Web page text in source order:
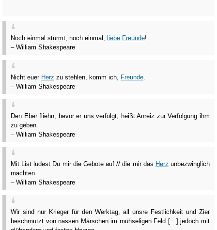
Noch einmal stürmt, noch einmal, liebe Freunde!
– William Shakespeare
Nicht euer Herz zu stehlen, komm ich, Freunde
– William Shakespeare
Den Eber fliehn, bevor er uns verfolgt, heißt Anreiz zur Verfolgung ihm
zu geben.
– William Shakespeare
Mit List ludest Du mir die Gebote auf // die mir das Herz unbezwinglich
machten
– William Shakespeare
Wir sind nur Krieger für den Werktag, all unsre Festlichkeit und Zier
beschmutzt von nassen Märschen im mühseligen Feld […] jedoch mit